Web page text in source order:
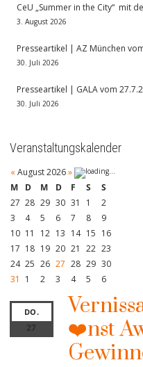
CeU „Summer in the City“ mit
3. August 2026
Presseartikel | AZ München
30. Juli 2026
Presseartikel | GALA vom
30. Juli 2026
Veranstaltungskalender
« August 2026»
M
D M D F S
S
27 28 29 30 31 1
2
3
4 5 6 7 8
9
10 11 12 13 14 15 16
17 18 19 20 21 22 23
24 25 26 27 28 29 30
31
1 2 3 4 5 6
DO.
27
❤️nst